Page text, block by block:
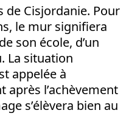
de Cisjordanie. Pour
le mur signifiera
son école, d’un
La situation
appelée à
après l’achèvement
s’élèvera bien au